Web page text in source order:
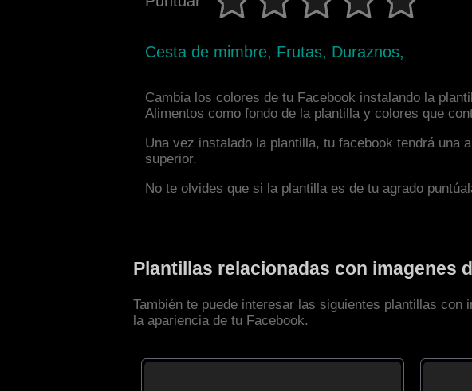
Cesta de mimbre, Frutas, Duraznos,
Cambia los colores de tu Facebook instalando la
Alimentos como fondo de la plantilla y colores que
Una vez instalado la plantilla, tu facebook tendrá una
superior.
No te olvides que si la plantilla es de tu agrado
Plantillas relacionadas con imagenes
También te puede interesar las siguientes plantillas con
la apariencia de tu Facebook.